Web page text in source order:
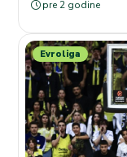
pre 2 godine
Evroliga